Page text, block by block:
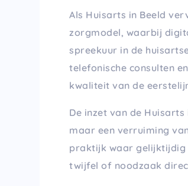
Als Huisarts in Beeld
zorgmodel, waarbij
spreekuur in de
telefonische consulten
kwaliteit van de
De inzet van de
maar een verruiming
praktijk waar gelijktijdig
twijfel of noodzaak